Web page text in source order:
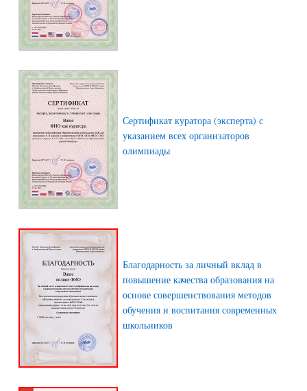
Сертификат куратора (эксперта) с
указанием всех организаторов
олимпиады
Благодарность за личный вклад в
повышение качества образования на
основе совершенствования методов
обучения и воспитания современных
школьников